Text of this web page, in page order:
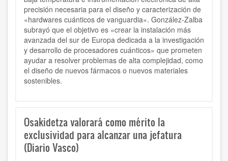
precisión necesaria para el diseño y caracterización de
«hardwares cuánticos de vanguardia». González-Zalba
subrayó que el objetivo es «crear la instalación más
avanzada del sur de Europa dedicada a la investigación
y desarrollo de procesadores cuánticos» que prometen
ayudar a resolver problemas de alta complejidad, como
el diseño de nuevos fármacos o nuevos materiales
sostenibles.
Osakidetza valorará como mérito la
exclusividad para alcanzar una jefatura
(Diario Vasco)